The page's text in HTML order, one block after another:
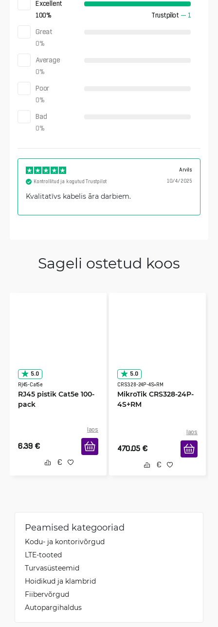
Excellent
100% Trustpilot — 1
Great
0%
Average
0%
Poor
0%
Bad
0%
Arvils
10/4/2025
Kontrollitud ja kogutud Trustpilot
Kvalitatīvs kabelis āra darbiem.
Sageli ostetud koos
5.0
RJ45-Cat5e
RJ45 pistik Cat5e 100-
pack
laos
6.39 €
5.0
CRS328-24P-4S+RM
MikroTik CRS328-24P-
4S+RM
laos
470.05 €
Peamised kategooriad
Kodu- ja kontorivõrgud
LTE-tooted
Turvasüsteemid
Hoidikud ja klambrid
Fiibervõrgud
Autopargihaldus